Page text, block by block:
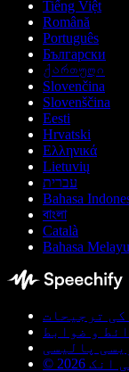
Tiếng Việt
Română
Português
Български
ქართული
Slovenčina
Slovenščina
Eesti
Hrvatski
Ελληνικά
Lietuvių
עברית
Bahasa
বাংলা
Català
Bahasa Melayu
کی ترجیحات
و ضوابط
پالیسی
2026